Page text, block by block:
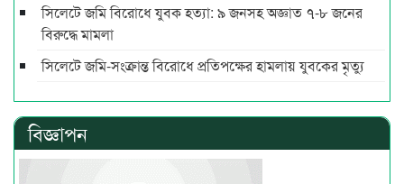
সিলেটে জমি বিরোধে যুবক হত্যা: ৯ জনসহ অজ্ঞাত ৭-৮ জনের
বিরুদ্ধে মামলা
সিলেটে জমি-সংক্রান্ত বিরোধে প্রতিপক্ষের হামলায় যুবকের মৃত্যু
বিজ্ঞাপন